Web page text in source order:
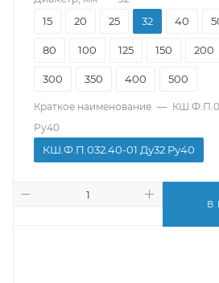
15 20 25 32 40
80 100 125 150 200
300 350 400 500
Краткое наименование —
Ру40
КШ.Ф.П.032.40-01 Ду32 Ру40
В